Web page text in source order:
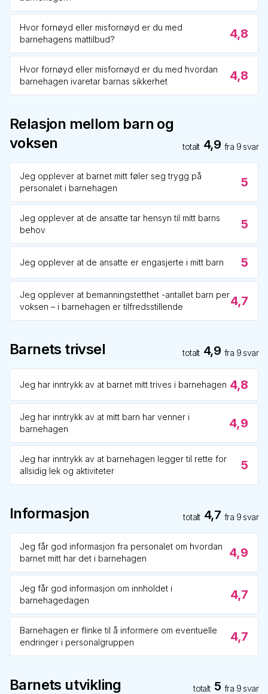
Hvor fornøyd eller misfornøyd er du med
barnehagens mattilbud?
4,8
Hvor fornøyd eller misfornøyd er du med hvordan
barnehagen ivaretar barnas sikkerhet
4,8
Relasjon mellom barn og
voksen
totalt 4,9 fra 9 svar
Jeg opplever at barnet mitt føler seg trygg på
personalet i barnehagen
5
Jeg opplever at de ansatte tar hensyn til mitt barns
behov
5
Jeg opplever at de ansatte er engasjerte i mitt barn 5
Jeg opplever at bemanningstetthet -antallet barn per
voksen – i barnehagen er tilfredsstillende
4,7
Barnets trivsel totalt 4,9 fra 9 svar
Jeg har inntrykk av at barnet mitt trives i barnehagen 4,8
Jeg har inntrykk av at mitt barn har venner i
barnehagen
4,9
Jeg har inntrykk av at barnehagen legger til rette for
allsidig lek og aktiviteter
5
Informasjon totalt 4,7 fra 9 svar
Jeg får god informasjon fra personalet om hvordan
barnet mitt har det i barnehagen
4,9
Jeg får god informasjon om innholdet i
barnehagedagen
4,7
Barnehagen er flinke til å informere om eventuelle
endringer i personalgruppen
4,7
Barnets utvikling totalt 5 fra 9 svar